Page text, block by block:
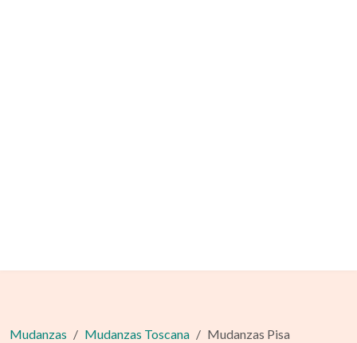
Mudanzas Mudanzas Toscana Mudanzas Pisa